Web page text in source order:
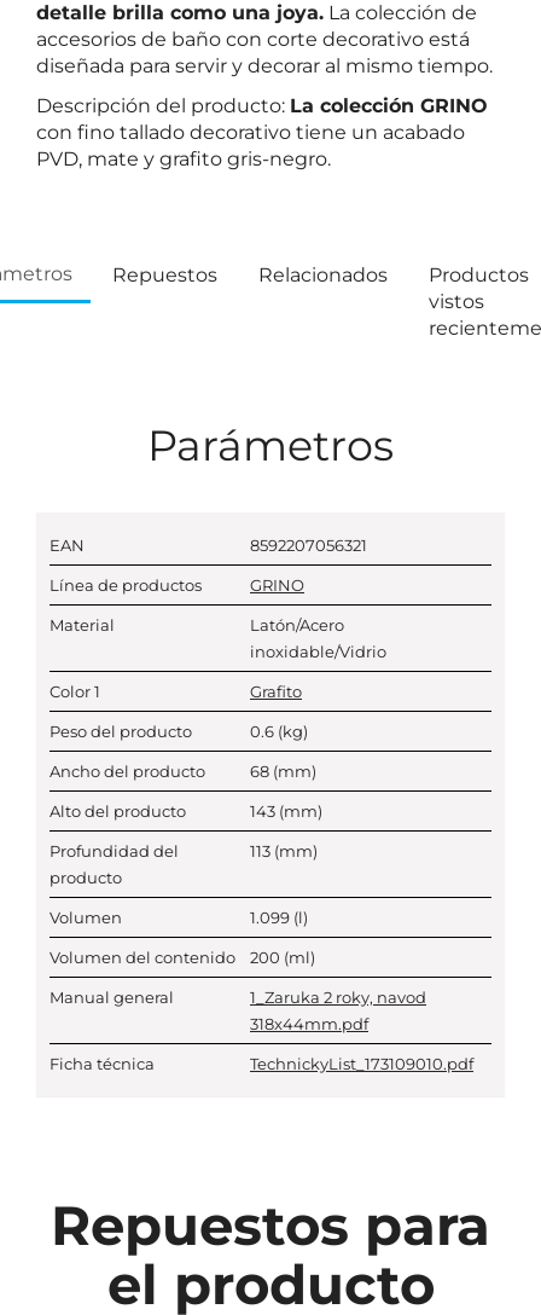
detalle brilla como una joya. La colección de
accesorios de baño con corte decorativo está
diseñada para servir y decorar al mismo tiempo.
Descripción del producto: La colección GRINO
con fino tallado decorativo tiene un acabado
PVD, mate y grafito gris-negro.
Repuestos Relacionados
Productos
vistos
Parámetros
EAN 8592207056321
Línea de productos GRINO
Material
Latón/Acero
inoxidable/Vidrio
Color 1 Grafito
Peso del producto 0.6 (kg)
Ancho del producto 68 (mm)
Alto del producto 143 (mm)
Profundidad del
producto
113 (mm)
Volumen 1.099 (l)
Volumen del contenido 200 (ml)
Manual general
1_Zaruka 2 roky, navod
318x44mm.pdf
Ficha técnica TechnickyList_173109010.pdf
Repuestos para
el producto